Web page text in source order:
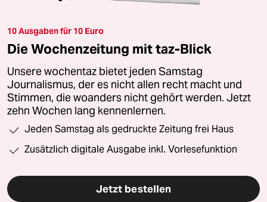
10 Ausgaben für 10 Euro
Die Wochenzeitung mit taz-Blick
Unsere wochentaz bietet jeden Samstag
Journalismus, der es nicht allen recht macht und
Stimmen, die woanders nicht gehört werden. Jetzt
zehn Wochen lang kennenlernen.
Jeden Samstag als gedruckte Zeitung frei Haus
Zusätzlich digitale Ausgabe inkl. Vorlesefunktion
Jetzt bestellen